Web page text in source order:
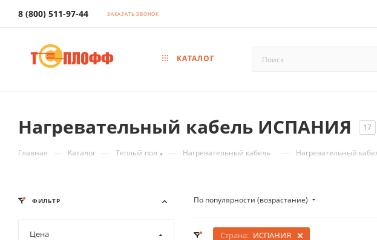
8 (800) 511-97-44 ЗАКАЗАТЬ ЗВОНОК
КАТАЛОГ
Нагревательный кабель ИСПАНИЯ 17
Главная — Каталог — Теплый пол — Нагревательный кабель — Нагревательный
По популярности (возрастание)
Страна: ИСПАНИЯ
ФИЛЬТР
Цена